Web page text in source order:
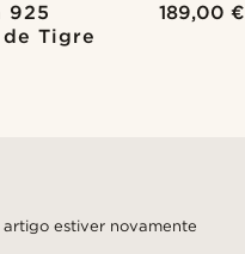
925
Tigre
189,00 €
estiver novamente